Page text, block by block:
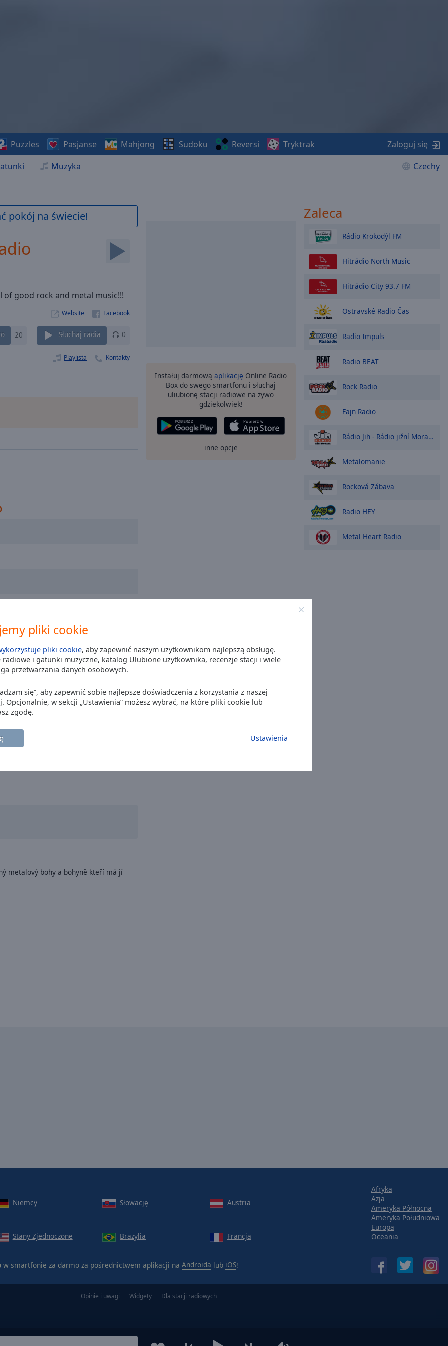
pliki cookie
pliki cookie, aby zapewnić naszym użytkownikom najlepszą obsługę.
radiowe i gatunki muzyczne, katalog Ulubione użytkownika, recenzje stacji i wiele
przetwarzania danych osobowych.
się”, aby zapewnić sobie najlepsze doświadczenia z korzystania z naszej
Opcjonalnie, w sekcji „Ustawienia” możesz wybrać, na które pliki cookie lub
zgodę.
Ustawienia
Muzyka Czechy
Puzzles Pasjanse Mahjong Sudoku Reversi Tryktrak Zaloguj się
pokój na świecie!
of good rock and metal music!!!
Website
20 Słuchaj radia 0
Playlista Kontakty
metalový bohy a bohyně kteří má jí
Instałuj darmową aplikację Online Radio
Box do swego smartfonu i słuchaj
uliubionę stacji radiowe na żywo
gdziekolwiek!
inne opcje
Zaleca
Rádio Krokodýl FM
Hitrádio North Music
Hitrádio City 93.7 FM
Ostravské Radio Čas
Radio Impuls
Radio BEAT
Rock Radio
Fajn Radio
Rádio Jih - Rádio jižní Moravy
Metalomanie
Rocková Zábava
Radio HEY
Metal Heart Radio
Niemcy Słowację Austria
Stany Zjednoczone Brazylia Francja
w smartfonie za darmo za pośrednictwem aplikacji na Androida lub iOS!
Afryka
Azja
Ameryka Północna
Ameryka Południowa
Europa
Oceania
Opinie i uwagi Widgety Dla stacji radiowych